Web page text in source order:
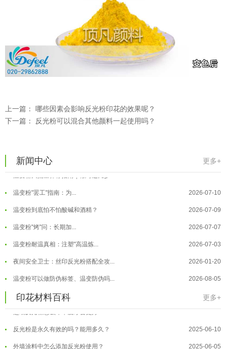
上一篇： 哪些因素会影响反光粉印花的效果呢？
下一篇：
反光粉可以混合其他颜料一起使用吗？
新闻中心 更多+
温变粉可以做防伪标签、温变防伪吗...
温变粉适合做热变还是冷变？
温变粉保质期有多久？开封后如何保...
温变粉大批量保存指南｜做对这几步... 2026-07-17
温变粉"罢工"指南：为... 2026-07-10
温变粉到底怕不怕酸碱和酒精？ 2026-07-09
温变粉"烤"问：长期加... 2026-07-07
温变粉耐温真相：注塑"高温炼... 2026-07-03
夜间安全卫士：丝印反光粉搭配全攻... 2026-01-20
温变粉可以做防伪标签、温变防伪吗... 2026-08-05
温变粉适合做热变还是冷变？ 2026-08-04
温变粉注塑后表面翻车？粗糙、颗粒... 2026-07-28
温变粉保质期有多久？开封后如何保... 2026-07-20
温变粉大批量保存指南｜做对这几步... 2026-07-17
印花材料百科 更多+
温变粉丝印到底用多少目网版？这篇... 2026-06-11
反光粉太久不用结块要怎么处理？ 2025-07-11
印花温变粉最适合用在什么行业上呢... 2025-06-20
油性反光粉怎么印花效果最好？
超细反光粉怎么印牢度才会更好？ 2025-06-11
反光粉是永久有效的吗？能用多久？ 2025-06-10
外墙涂料中怎么添加反光粉使用？ 2025-06-05